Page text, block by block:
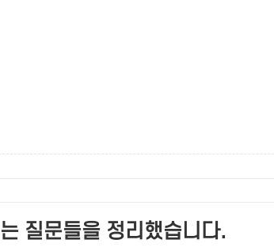
질문들을 정리했습니다.